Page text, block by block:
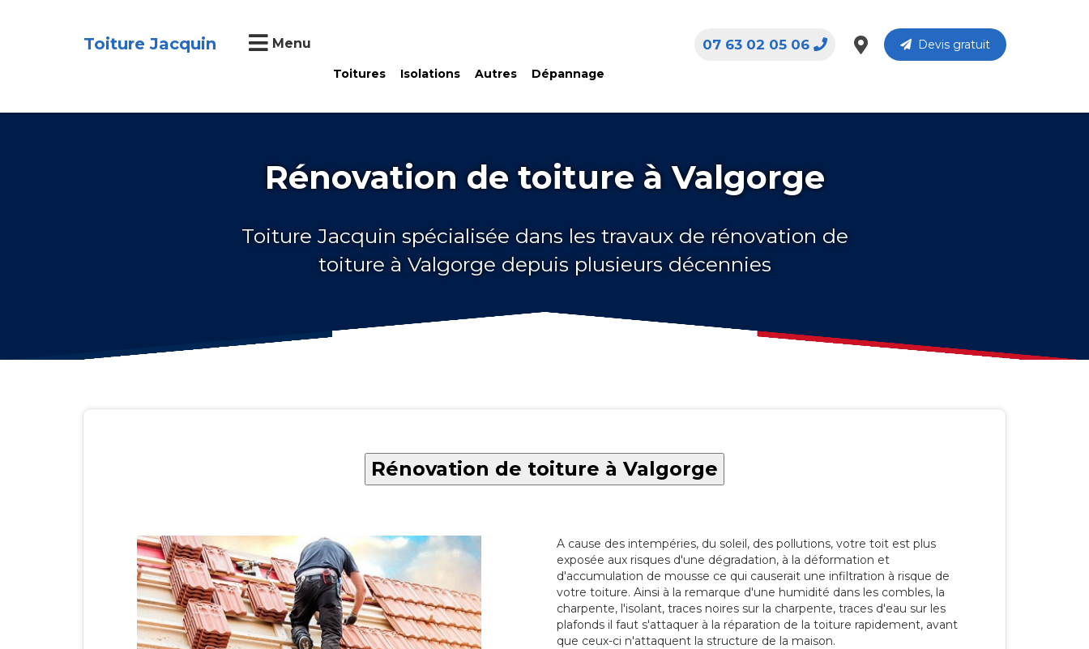
Toiture Jacquin Menu
Toitures Isolations Autres Dépannage
Devis gratuit
07 63 02 05 06
Rénovation de toiture à Valgorge
Toiture Jacquin spécialisée dans les travaux de rénovation de
toiture à Valgorge depuis plusieurs décennies
Rénovation de toiture à Valgorge
A cause des intempéries, du soleil, des pollutions, votre toit est plus
exposée aux risques d'une dégradation, à la déformation et
d'accumulation de mousse ce qui causerait une infiltration à risque de
votre toiture. Ainsi à la remarque d'une humidité dans les combles, la
charpente, l'isolant, traces noires sur la charpente, traces d'eau sur les
plafonds il faut s'attaquer à la réparation de la toiture rapidement, avant
que ceux-ci n'attaquent la structure de la maison.